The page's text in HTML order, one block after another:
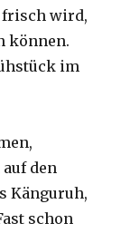
frisch wird,
können.
im
den
Känguruh,
schon